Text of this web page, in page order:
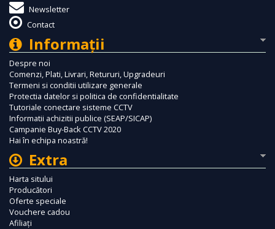
Newsletter
Contact
Informaţii
Despre noi
Comenzi, Plati, Livrari, Retururi, Upgradeuri
Termeni si conditii utilizare generale
Protectia datelor si politica de confidentialitate
Tutoriale conectare sisteme CCTV
Informatii achizitii publice (SEAP/SICAP)
Campanie Buy-Back CCTV 2020
Hai în echipa noastră!
Extra
Harta sitului
Producători
Oferte speciale
Vouchere cadou
Afiliaţi